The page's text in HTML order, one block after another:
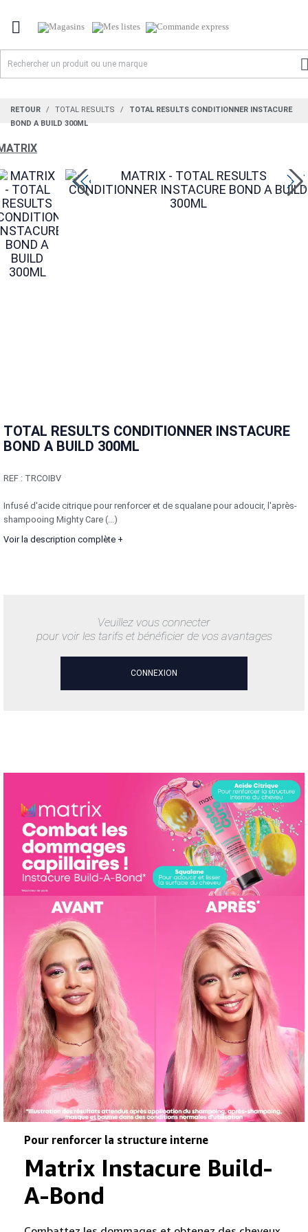

RETOUR TOTAL RESULTS
TOTAL RESULTS CONDITIONNER INSTACURE
BOND A BUILD 300ML
TOTAL RESULTS CONDITIONNER INSTACURE
BOND A BUILD 300ML
REF : TRCOIBV
Infusé d'acide citrique pour renforcer et de squalane pour adoucir, l'après-
shampooing Mighty Care (...)
Voir la description complète +
Veuillez vous connecter
pour voir les tarifs et bénéficier de vos avantages
CONNEXION
Pour renforcer la structure interne
Matrix Instacure Build-
A-Bond